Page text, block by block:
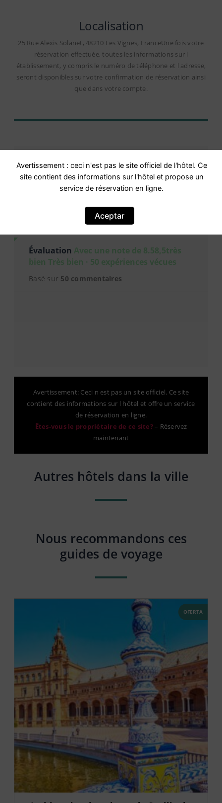
Localisation
25 Rue Alexis Solanet, 48210 Les Vignes, FranceUne fois votre
réservation effectuée, toutes les informations sur l
établissement, y compris le numéro de téléphone et l adresse,
seront disponibles sur votre confirmation de réservation ainsi
que dans votre compte.
Avis
Évaluation Avec une note de 8.58,5très
bien Très bien · 50 expériences vécues
Basé sur 50 commentaires
Avertissement: Ceci n est pas un site officiel. Ce site
contient des informations sur l hôtel et offre un service
de réservation en ligne.
Êtes-vous le propriétaire de ce site?– Réservez
maintenant
Autres hôtels dans la ville
Nous recommandons ces
guides de voyage
OFERTA
Avertissement : ceci n'est pas le site officiel de l'hôtel. Ce
site contient des informations sur l'hôtel et propose un
service de réservation en ligne.
Aceptar